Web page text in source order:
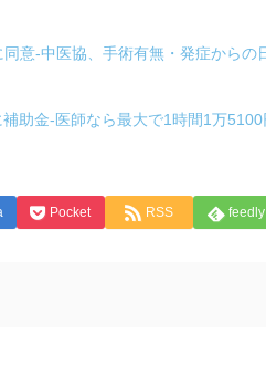
意-中医協、手術有無・発症からの
助金-医師なら最大で1時間1万5100
Pocket RSS feedly